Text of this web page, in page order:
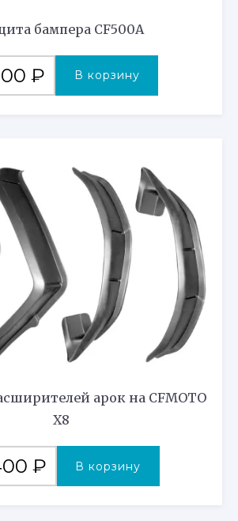
бампера CF500A
₽ В корзину
арок на CFMOTO
X8
₽ В корзину